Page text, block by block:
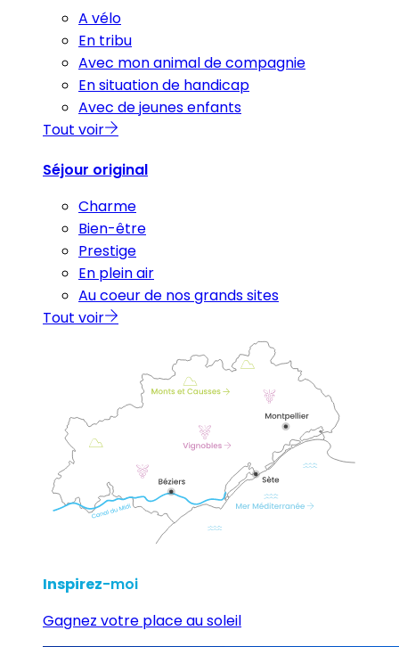
A vélo
En tribu
Avec mon animal de compagnie
En situation de handicap
Avec de jeunes enfants
Tout voir
Séjour original
Charme
Bien-être
Prestige
En plein air
Au coeur de nos grands sites
Tout voir
Inspirez-moi
Gagnez votre place au soleil